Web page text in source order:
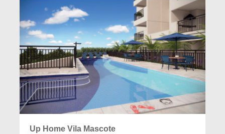
Up Home Vila Mascote